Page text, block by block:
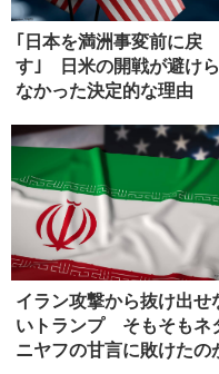
｢日本を満洲事変前に戻
す｣ 日米の開戦が避け
なかった決定的な理由
イラン攻撃から抜け出せ
いトランプ そもそもネ
ニヤフの甘言に敗けたの